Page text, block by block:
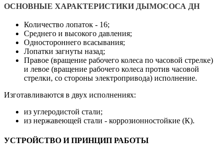
ОСНОВНЫЕ ХАРАКТЕРИСТИКИ ДЫМОСОСА ДН
Количество лопаток - 16;
Среднего и высокого давления;
Одностороннего всасывания;
Лопатки загнуты назад;
Правое (вращение рабочего колеса по часовой стрелке)
и левое (вращение рабочего колеса против часовой
стрелки, со стороны электропривода) исполнение.
Изготавливаются в двух исполнениях:
из углеродистой стали;
из нержавеющей стали - коррозионностойкие (К).
УСТРОЙСТВО И ПРИНЦИП РАБОТЫ